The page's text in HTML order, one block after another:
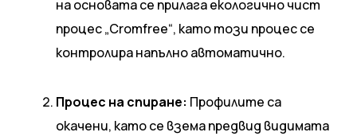
на основата се прилага екологично чист
процес „Cromfree“, като този процес се
контролира напълно автоматично.
Процес на спиране: Профилите са
окачени, като се взема предвид видимата